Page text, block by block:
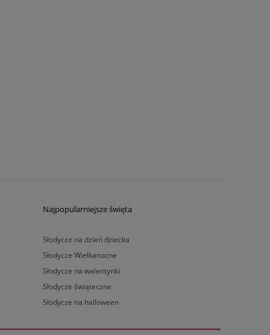
Najpopularniejsze święta
Słodycze na dzień dziecka
Słodycze Wielkanocne
Słodycze na walentynki
Słodycze świąteczne
Słodycze na halloween